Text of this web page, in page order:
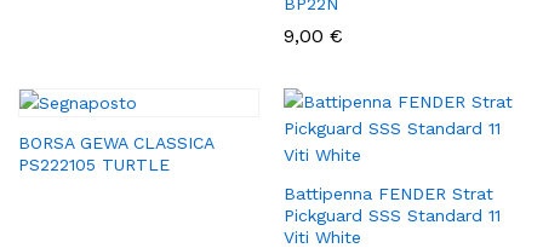
9,00 €
BORSA GEWA CLASSICA
PS222105 TURTLE
Battipenna FENDER Strat
Pickguard SSS Standard 11
Viti White